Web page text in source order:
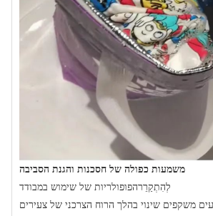
משמעות כפולה של חסכנות והגנת הסביבה
הפופולריות של שימוש במבודדלְהִתְקַרֵר
משקפים שינוי בהלך הרוח הצרכני של צעירים